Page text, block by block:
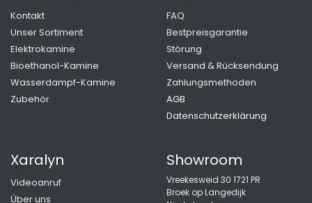
Kontakt
Unser Sortiment
Elektrokamine
Bioethanol-Kamine
Wasserdampf-Kamine
Zubehör
FAQ
Bestpreisgarantie
Störung
Versand & Rücksendung
Zahlungsmethoden
AGB
Datenschutzerklärung
Xaralyn
Videoanruf
Über uns
Showroom
Vreekesweid 30 1721 PR
Broek op Langedijk